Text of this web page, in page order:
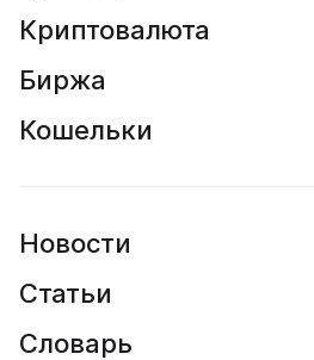
Криптовалюта
Биржа
Кошельки
Новости
Статьи
Словарь